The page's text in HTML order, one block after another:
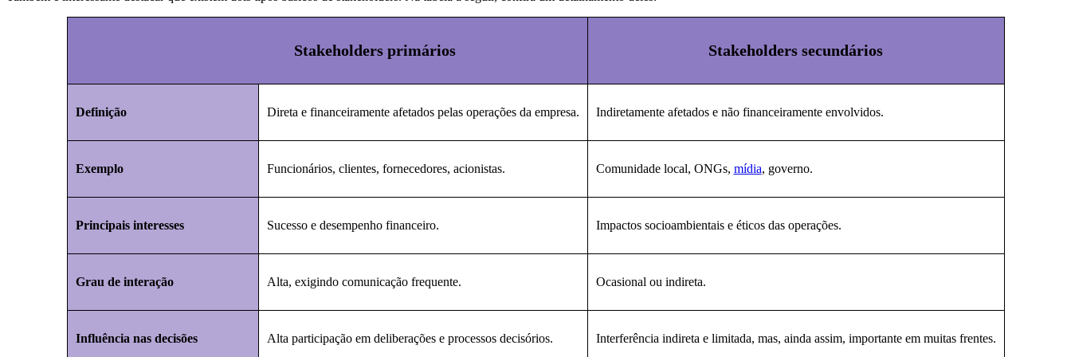
Stakeholders primários Stakeholders secundários
Definição Direta e financeiramente afetados pelas operações da empresa. Indiretamente afetados e não financeiramente envolvidos.
Exemplo Funcionários, clientes, fornecedores, acionistas. Comunidade local, ONGs, mídia, governo.
Principais interesses Sucesso e desempenho financeiro. Impactos socioambientais e éticos das operações.
Grau de interação Alta, exigindo comunicação frequente. Ocasional ou indireta.
Influência nas decisões Alta participação em deliberações e processos decisórios. Interferência indireta e limitada, mas, ainda assim, importante em muitas frentes.